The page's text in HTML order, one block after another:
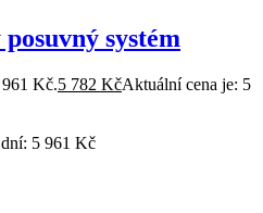
systém
Kč.5 782 KčAktuální cena je: 5
5 961 Kč